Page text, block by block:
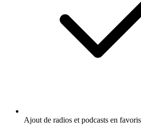
Ajout de radios et podcasts en favoris